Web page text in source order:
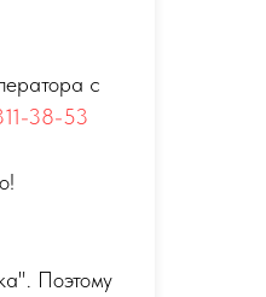
с
38-53
Поэтому